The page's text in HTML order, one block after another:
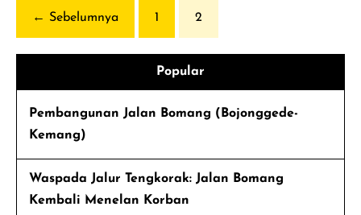
2026?
← Sebelumnya 1 2
Popular
Pembangunan Jalan Bomang (Bojonggede-
Kemang)
Waspada Jalur Tengkorak: Jalan Bomang
Kembali Menelan Korban